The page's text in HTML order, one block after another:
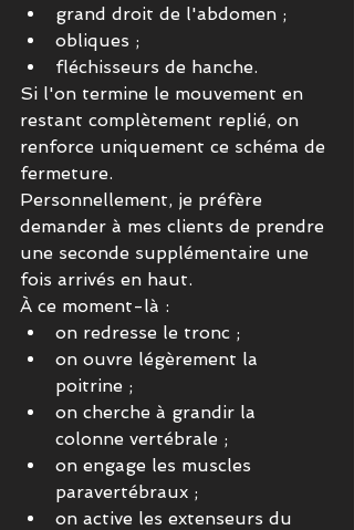
grand droit de l'abdomen ;
obliques ;
fléchisseurs de hanche.
Si l'on termine le mouvement en
restant complètement replié, on
renforce uniquement ce schéma de
fermeture.
Personnellement, je préfère
demander à mes clients de prendre
une seconde supplémentaire une
fois arrivés en haut.
À ce moment-là :
on redresse le tronc ;
on ouvre légèrement la
poitrine ;
on cherche à grandir la
colonne vertébrale ;
on engage les muscles
paravertébraux ;
on active les extenseurs du